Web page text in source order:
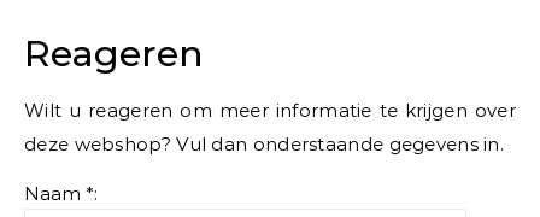
Reageren
Wilt u reageren om meer informatie te krijgen over
deze webshop? Vul dan onderstaande gegevens in.
Naam *: